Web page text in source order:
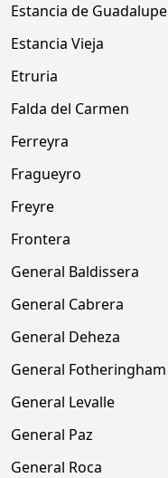
Estancia de Guadalupe
Estancia Vieja
Etruria
Falda del Carmen
Ferreyra
Fragueyro
Freyre
Frontera
General Baldissera
General Cabrera
General Deheza
General Fotheringham
General Levalle
General Paz
General Roca